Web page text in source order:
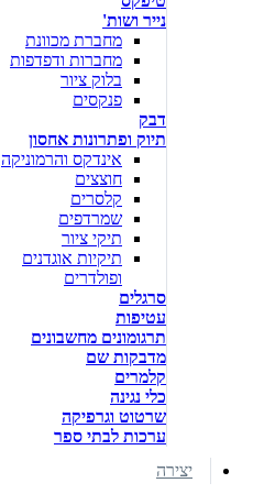
נייר ושות'
מחברת מכוונת
מחברות ודפדפות
בלוק ציור
פנקסים
דבק
תיוק ופתרונות אחסון
אינדקס והרמוניקה
חוצצים
קלסרים
שמרדפים
תיקי ציור
תיקיות אוגדנים
ופולדרים
סרגלים
עטיפות
תרגומונים מחשבונים
מדבקות שם
קלמרים
כלי נגינה
שרטוט וגרפיקה
ערכות לבתי ספר
יצירה